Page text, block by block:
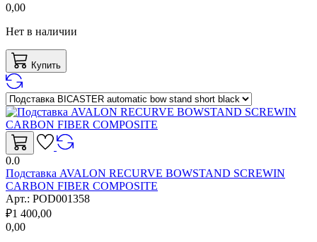
0,00
Нет в наличии
Купить
0.0
Подставка AVALON RECURVE BOWSTAND SCREWIN
CARBON FIBER COMPOSITE
Арт.: POD001358
₽1 400,00
0,00